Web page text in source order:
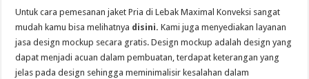
Untuk cara pemesanan jaket Pria di Lebak Maximal Konveksi sangat
mudah kamu bisa melihatnya disini. Kami juga menyediakan layanan
jasa design mockup secara gratis. Design mockup adalah design yang
dapat menjadi acuan dalam pembuatan, terdapat keterangan yang
jelas pada design sehingga meminimalisir kesalahan dalam